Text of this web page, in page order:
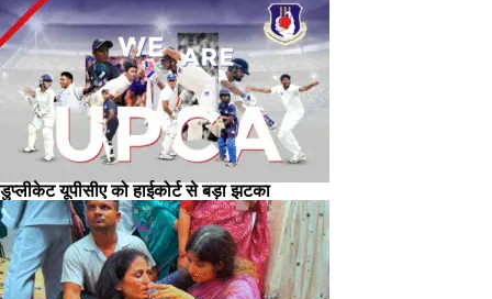
डुप्लीकेट यूपीसीए को हाईकोर्ट से बड़ा झटका